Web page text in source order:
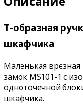
Т-образная
шкафчика
Маленькая
замок MS101-1 с
одноточечной
шкафчика.